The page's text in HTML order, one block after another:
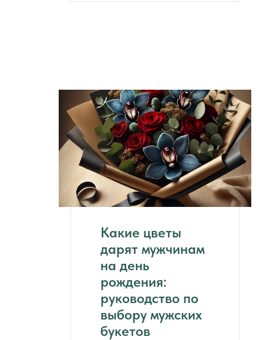
Какие цветы
дарят мужчинам
на день
рождения:
руководство по
выбору мужских
букетов